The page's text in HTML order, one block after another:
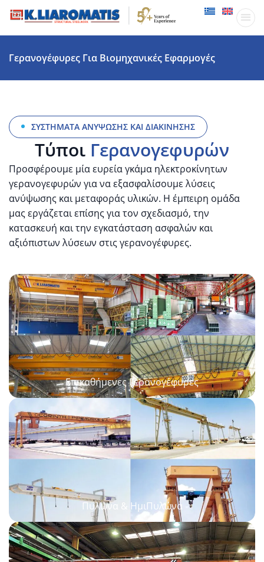
Γερανογέφυρες Για Βιομηχανικές Εφαρμογές
ΣΥΣΤΉΜΑΤΑ ΑΝΎΨΩΣΗΣ ΚΑΙ ΔΙΑΚΊΝΗΣΗΣ
Τύποι Γερανογεφυρών
Προσφέρουμε μία ευρεία γκάμα ηλεκτροκίνητων
γερανογεφυρών για να εξασφαλίσουμε λύσεις
ανύψωσης και μεταφοράς υλικών. Η έμπειρη ομάδα
μας εργάζεται επίσης για τον σχεδιασμό, την
κατασκευή και την εγκατάσταση ασφαλών και
αξιόπιστων λύσεων στις γερανογέφυρες.
Επικαθήμενες Γερανογέφυρες
Πυλώνα & ΗμιΠυλώνα